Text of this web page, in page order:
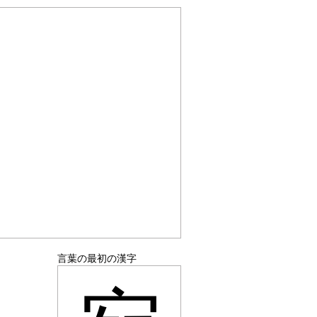
言葉の最初の漢字